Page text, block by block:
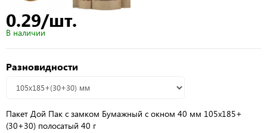
0.29/шт.
В наличии
Разновидности
Пакет Дой Пак с замком Бумажный с окном 40 мм 105х185+
(30+30) полосатый 40 г